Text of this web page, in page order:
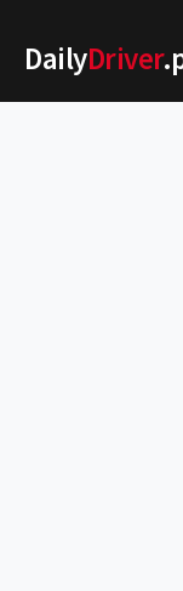
DailyDriver